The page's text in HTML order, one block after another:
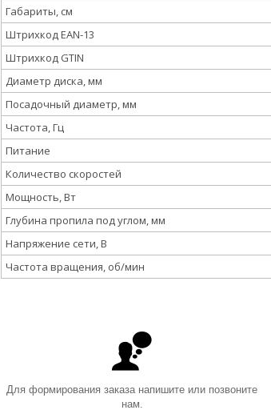
Габариты, см
Штрихкод EAN-13
Штрихкод GTIN
Диаметр диска, мм
Посадочный диаметр, мм
Частота, Гц
Питание
Количество скоростей
Мощность, Вт
Глубина пропила под углом, мм
Напряжение сети, В
Частота вращения, об/мин
Для формирования заказа напишите или позвоните
нам.